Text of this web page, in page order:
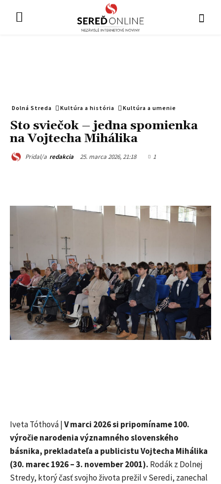
Dolná Streda Kultúra a história Kultúra a umenie
Sto sviečok – jedna spomienka
na Vojtecha Mihálika
Pridal/a redakcia 25. marca 2026, 21:18 1
Iveta Tóthová |V marci 2026 si pripomíname 100.
výročie narodenia významného slovenského
básnika, prekladateľa a publicistu Vojtecha Mihálika
(30. marec 1926 – 3. november 2001). Rodák z Dolnej
Stredy, ktorý časť svojho života prežil v Seredi, zanechal